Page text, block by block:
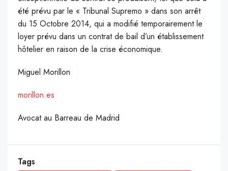
été prévu par le « Tribunal Supremo » dans son arrêt
du 15 Octobre 2014, qui a modifié temporairement le
loyer prévu dans un contrat de bail d’un établissement
hôtelier en raison de la crise économique.
Miguel Morillon
morillon.es
Avocat au Barreau de Madrid
Tags